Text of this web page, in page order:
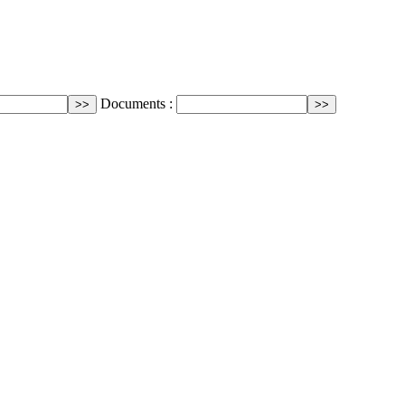
Documents :